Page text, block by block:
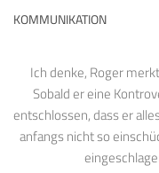
KOMMUNIKATION
Ich denke, Roger
Sobald er eine
entschlossen, dass er
anfangs nicht so